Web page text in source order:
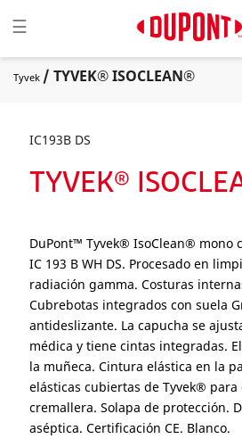
Toggle navigation
☰
Tyvek / TYVEK® ISOCLEAN®
IC193B DS
TYVEK®
DuPont™ Tyvek® IsoClean® mono
IC 193 B WH DS. Procesado en
radiación gamma. Costuras
Cubrebotas integrados con suela
antideslizante. La capucha se
médica y tiene cintas integradas.
la muñeca. Cintura elástica en la
elásticas cubiertas de Tyvek®
cremallera. Solapa de protección.
aséptica. Certificación CE. Blanco.